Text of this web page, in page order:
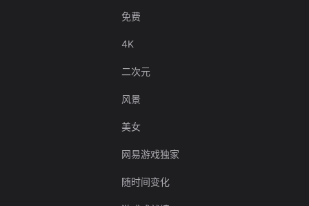
免费
4K
二次元
风景
美女
网易游戏独家
随时间变化